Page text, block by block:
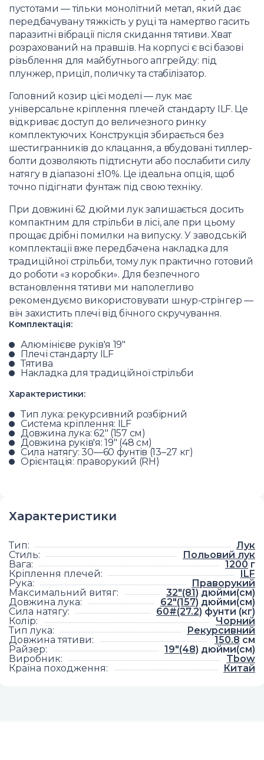
пустотами — тільки монолітний метал, який дає
передбачувану тяжкість у руці та намертво гасить
паразитні вібрації після скидання тятиви. Хват
розрахований на правшів. На корпусі є всі базові
різьблення для майбутнього апгрейду: під
плунжер, приціл, поличку та стабілізатор.
Головний козир цієї моделі — лук має
універсальне кріплення плечей стандарту ILF. Це
відкриває доступ до величезного ринку
комплектуючих. Конструкція збирається без
шестигранників до клацання, а вбудовані тиллер-
болти дозволяють підтиснути або послабити силу
натягу в діапазоні ±10%. Це ідеальна опція, щоб
точно підігнати фунтаж під свою техніку.
При довжині 62 дюйми лук залишається досить
компактним для стрільби в лісі, але при цьому
прощає дрібні помилки на випуску. У заводській
комплектації вже передбачена накладка для
традиційної стрільби, тому лук практично готовий
до роботи «з коробки». Для безпечного
встановлення тятиви ми наполегливо
рекомендуємо використовувати шнур-стрінгер —
він захистить плечі від бічного скручування.
Комплектація:
Алюмінієве руків'я 19"
Плечі стандарту ILF
Тятива
Накладка для традиційної стрільби
Характеристики:
Тип лука: рекурсивний розбірний
Система кріплення: ILF
Довжина лука: 62" (157 см)
Довжина руків'я: 19" (48 см)
Сила натягу: 30—60 фунтів (13–27 кг)
Орієнтація: праворукий (RH)
Характеристики
Тип:
Лук
Стиль:
Польовий лук
Вага: 1200 г
Кріплення плечей:
ILF
Рука:
Праворукий
Максимальний витяг: 32"(81) дюйми(см)
Довжина лука: 62"(157) дюйми(см)
Сила натягу: 60#(27.2) фунти (кг)
Колір:
Чорний
Тип лука:
Рекурсивний
Довжина тятиви: 150.8 см
Райзер: 19"(48) дюйми(см)
Виробник:
Tbow
Країна походження: Китай